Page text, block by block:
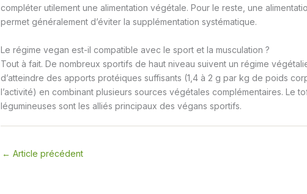
compléter utilement une alimentation végétale. Pour le reste, une
permet généralement d’éviter la supplémentation systématique.
Le régime vegan est-il compatible avec le sport et la musculation ?
Tout à fait. De nombreux sportifs de haut niveau suivent un régime
d’atteindre des apports protéiques suffisants (1,4 à 2 g par kg de poids
l’activité) en combinant plusieurs sources végétales complémentaires. Le
légumineuses sont les alliés principaux des végans sportifs.
← Article précédent